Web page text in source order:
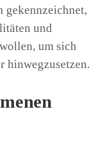
gekennzeichnet,
und
um sich
hinwegzusetzen.